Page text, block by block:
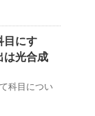
目にす
は光合成
科目につい